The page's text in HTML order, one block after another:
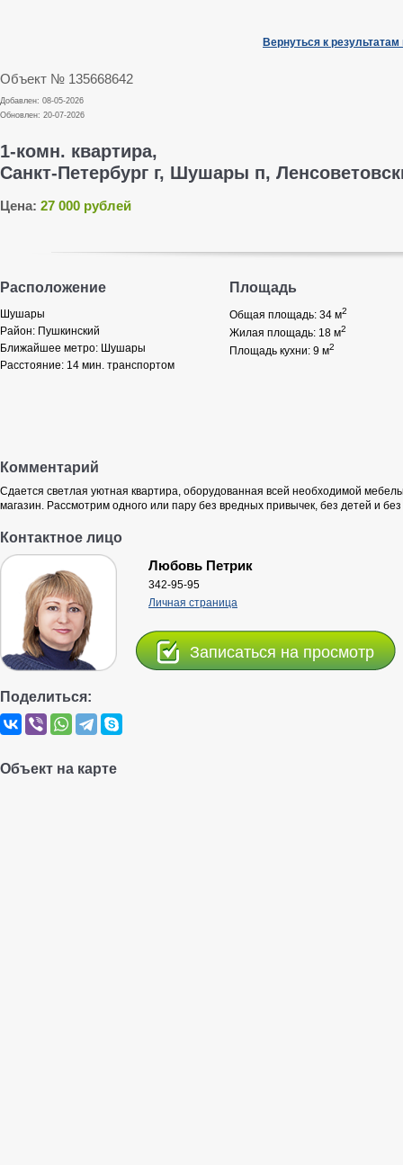
Вернуться к результатам
Объект № 135668642
Добавлен: 08-05-2026
Обновлен: 20-07-2026
1-комн. квартира,
Санкт-Петербург г, Шушары п,
Цена: 27 000 рублей
Расположение
Шушары
Район: Пушкинский
Ближайшее метро: Шушары
Расстояние: 14 мин. транспортом
Площадь
Общая площадь: 34 м2
Жилая площадь: 18 м2
Площадь кухни: 9 м2
Комментарий
Сдается светлая уютная квартира, оборудованная всей необходимой
магазин. Рассмотрим одного или пару без вредных привычек, без детей и
Контактное лицо
Любовь Петрик
342-95-95
Личная страница
Записаться на просмотр
Поделиться:
Объект на карте